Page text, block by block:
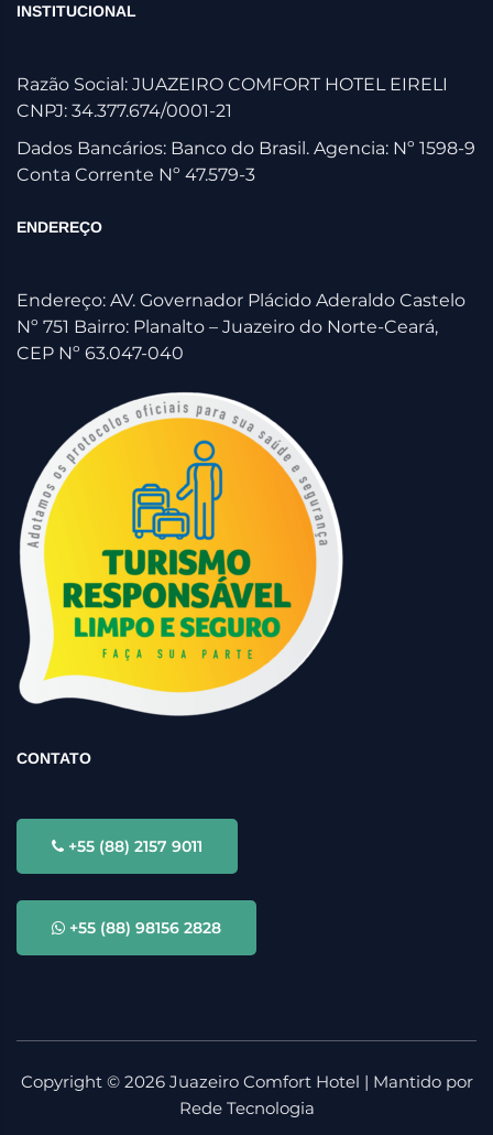
INSTITUCIONAL
Razão Social: JUAZEIRO COMFORT HOTEL EIRELI
CNPJ: 34.377.674/0001-21
Dados Bancários: Banco do Brasil. Agencia: Nº 1598-9
Conta Corrente Nº 47.579-3
ENDEREÇO
Endereço: AV. Governador Plácido Aderaldo Castelo
Nº 751 Bairro: Planalto – Juazeiro do Norte-Ceará,
CEP Nº 63.047-040
CONTATO
+55 (88) 2157 9011
+55 (88) 98156 2828
Copyright © 2026 Juazeiro Comfort Hotel | Mantido por
Rede Tecnologia